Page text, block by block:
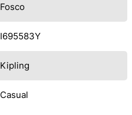
Fosco
I695583Y
Kipling
Casual